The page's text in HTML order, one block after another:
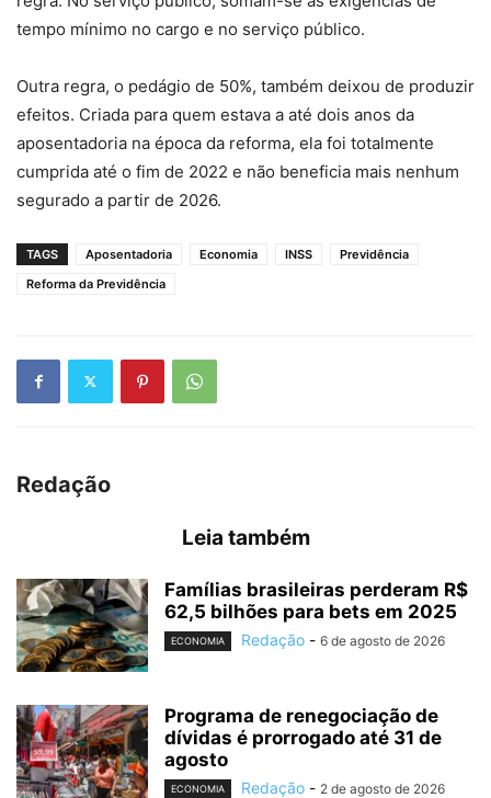
tempo mínimo no cargo e no serviço público.
Outra regra, o pedágio de 50%, também deixou de produzir
efeitos. Criada para quem estava a até dois anos da
aposentadoria na época da reforma, ela foi totalmente
cumprida até o fim de 2022 e não beneficia mais nenhum
segurado a partir de 2026.
TAGS Aposentadoria Economia INSS
Previdência
Reforma da Previdência
Redação
Leia também
Famílias brasileiras perderam R$
62,5 bilhões para bets em 2025
ECONOMIA Redação - 6 de agosto de 2026
Programa de renegociação de
dívidas é prorrogado até 31 de
agosto
ECONOMIA Redação - 2 de agosto de 2026